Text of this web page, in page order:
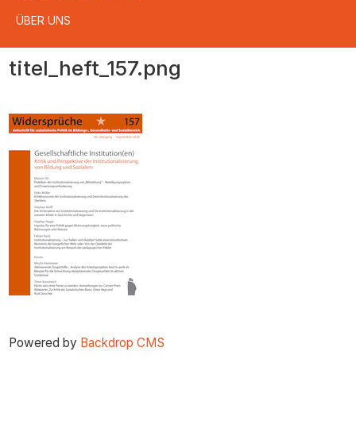
ÜBER UNS
zum
titel_heft_157.png
Powered by Backdrop CMS